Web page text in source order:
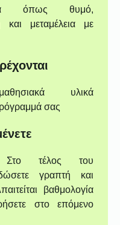
όπως θυμό,
και μεταμέλεια με
υλικά
σας
τέλος του
γραπτή και
βαθμολογία
στο επόμενο